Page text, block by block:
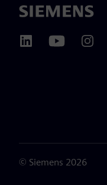
© Siemens 2026